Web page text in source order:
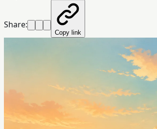
Share:
Copy link